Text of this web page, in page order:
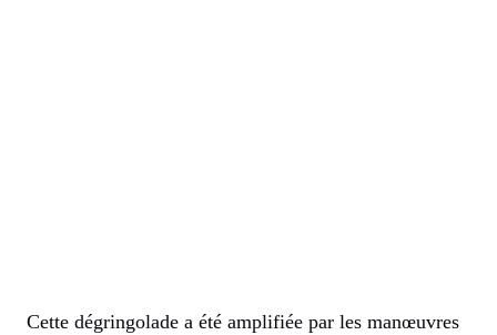
Cette dégringolade a été amplifiée par les manœuvres